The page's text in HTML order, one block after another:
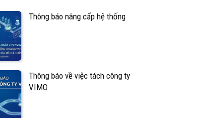
Thông báo nâng cấp hệ thống
Thông báo về việc tách công ty
VIMO